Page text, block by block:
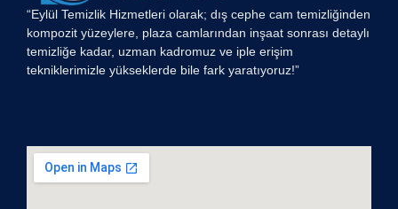
“Eylül Temizlik Hizmetleri olarak; dış cephe cam temizliğinden
kompozit yüzeylere, plaza camlarından inşaat sonrası detaylı
temizliğe kadar, uzman kadromuz ve iple erişim
tekniklerimizle yükseklerde bile fark yaratıyoruz!”